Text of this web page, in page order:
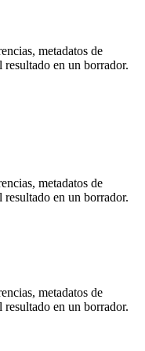
metadatos de
resultado en un borrador.
metadatos de
resultado en un borrador.
metadatos de
resultado en un borrador.